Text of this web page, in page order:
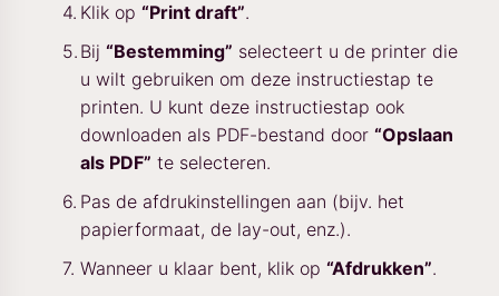
Klik op “Print draft”.
Bij “Bestemming” selecteert u de printer die
u wilt gebruiken om deze instructiestap te
printen. U kunt deze instructiestap ook
downloaden als PDF-bestand door “Opslaan
als PDF” te selecteren.
Pas de afdrukinstellingen aan (bijv. het
papierformaat, de lay-out, enz.).
Wanneer u klaar bent, klik op “Afdrukken”.